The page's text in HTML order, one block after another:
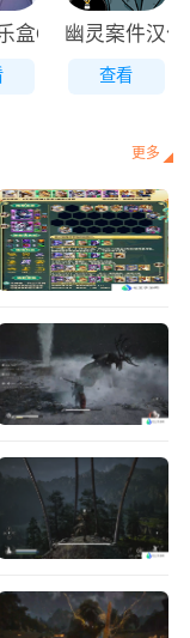
盒Orzmic 1.1.0
幽灵案件汉
查看
更多